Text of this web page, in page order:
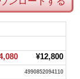
¥12,800
4990852094110